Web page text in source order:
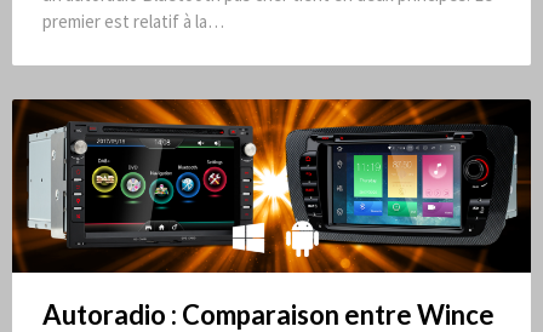
premier est relatif à la…
Autoradio : Comparaison entre Wince